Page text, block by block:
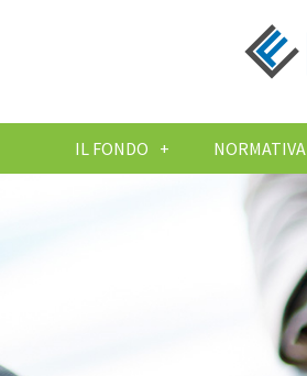
IL FONDO NORMATIVA